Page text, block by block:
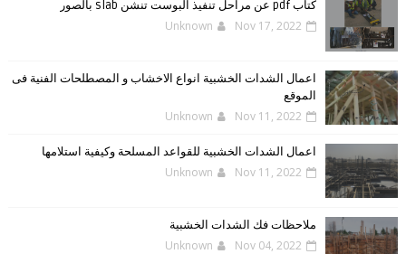
كتاب pdf عن مراحل تنفيذ البوست تنشن slab بالصور
Unknown Nov 17, 2022
اعمال الشدات الخشبية انواع الاخشاب و المصطلحات الفنية فى
الموقع
Unknown Nov 11, 2022
اعمال الشدات الخشبية للقواعد المسلحة وكيفية استلامها
Unknown Nov 11, 2022
ملاحظات فك الشدات الخشبية
Unknown Nov 04, 2022